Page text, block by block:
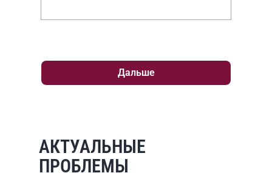
активных веществ и отдельных
Дальше
АКТУАЛЬНЫЕ
ПРОБЛЕМЫ